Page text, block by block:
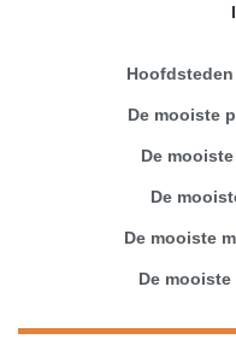
De mooiste
De
De
De mooiste
De